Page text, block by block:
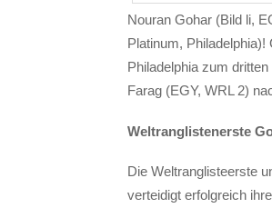
Nouran Gohar (Bild li,
Platinum,
Philadelphia zum
Farag (EGY, WRL 2)
Weltranglistenerste
Die Weltranglisteerste
verteidigt erfolgreich